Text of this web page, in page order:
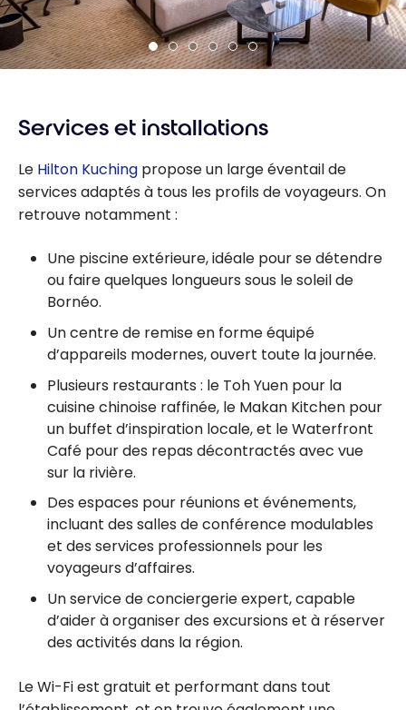
Services et installations
Le Hilton Kuching propose un large éventail de
services adaptés à tous les profils de voyageurs. On
retrouve notamment :
Une piscine extérieure, idéale pour se détendre
ou faire quelques longueurs sous le soleil de
Bornéo.
Un centre de remise en forme équipé
d’appareils modernes, ouvert toute la journée.
Plusieurs restaurants : le Toh Yuen pour la
cuisine chinoise raffinée, le Makan Kitchen pour
un buffet d’inspiration locale, et le Waterfront
Café pour des repas décontractés avec vue
sur la rivière.
Des espaces pour réunions et événements,
incluant des salles de conférence modulables
et des services professionnels pour les
voyageurs d’affaires.
Un service de conciergerie expert, capable
d’aider à organiser des excursions et à réserver
des activités dans la région.
Le Wi-Fi est gratuit et performant dans tout